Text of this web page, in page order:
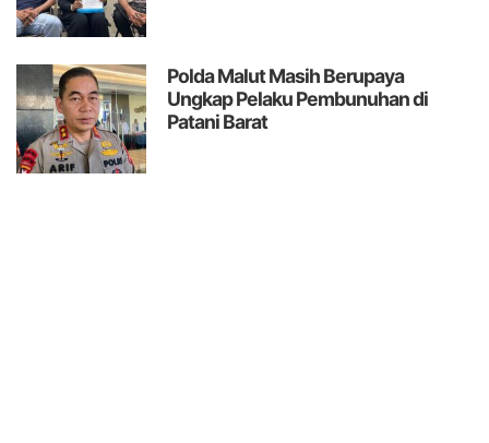
Polda Malut Masih Berupaya
Ungkap Pelaku Pembunuhan di
Patani Barat